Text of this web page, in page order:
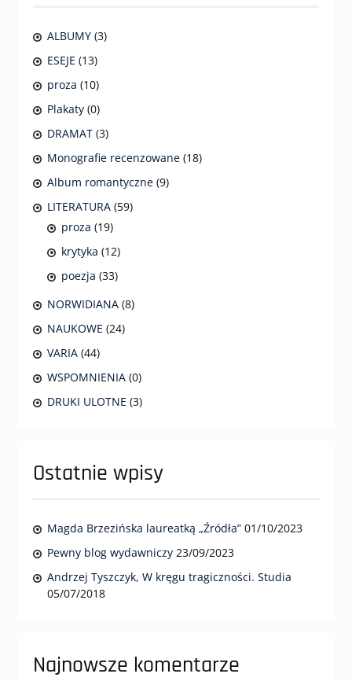
ALBUMY (3)
ESEJE (13)
proza (10)
Plakaty (0)
DRAMAT (3)
Monografie recenzowane (18)
Album romantyczne (9)
LITERATURA (59)
proza (19)
krytyka (12)
poezja (33)
NORWIDIANA (8)
NAUKOWE (24)
VARIA (44)
WSPOMNIENIA (0)
DRUKI ULOTNE (3)
Ostatnie wpisy
Magda Brzezińska laureatką „Źródła” 01/10/2023
Pewny blog wydawniczy 23/09/2023
Andrzej Tyszczyk, W kręgu tragiczności. Studia
05/07/2018
Najnowsze komentarze